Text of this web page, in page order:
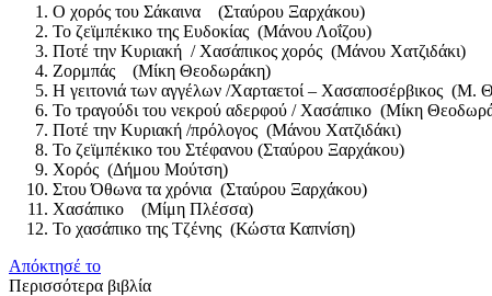
Ο χορός του Σάκαινα (Σταύρου Ξαρχάκου)
Το ζεϊμπέκικο της Ευδοκίας (Μάνου Λοΐζου)
Ποτέ την Κυριακή / Χασάπικος χορός (Μάνου Χατζιδάκι)
Ζορμπάς (Μίκη Θεοδωράκη)
Η γειτονιά των αγγέλων /Χαρταετοί – Χασαποσέρβικος (Μ.
Το τραγούδι του νεκρού αδερφού / Χασάπικο (Μίκη
Ποτέ την Κυριακή /πρόλογος (Μάνου Χατζιδάκι)
Το ζεϊμπέκικο του Στέφανου (Σταύρου Ξαρχάκου)
Χορός (Δήμου Μούτση)
Στου Όθωνα τα χρόνια (Σταύρου Ξαρχάκου)
Χασάπικο (Μίμη Πλέσσα)
Το χασάπικο της Τζένης (Κώστα Καπνίση)
Απόκτησέ το
Περισσότερα βιβλία